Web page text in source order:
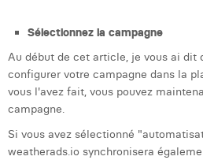
Sélectionnez la campagne
Au début de cet article, je vous ai dit
configurer votre campagne dans la
vous l'avez fait, vous pouvez
campagne.
Si vous avez sélectionné
weatherads.io synchronisera